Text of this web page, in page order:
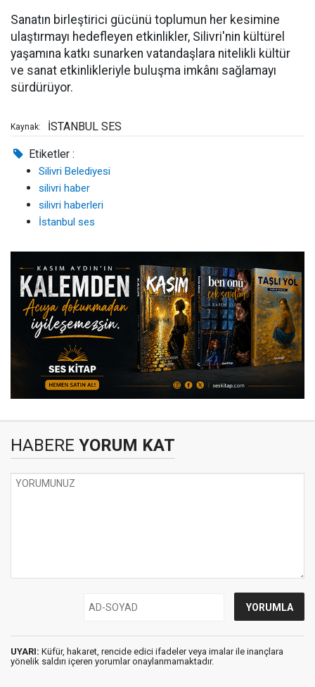
Sanatın birleştirici gücünü toplumun her kesimine
ulaştırmayı hedefleyen etkinlikler, Silivri'nin kültürel
yaşamına katkı sunarken vatandaşlara nitelikli kültür
ve sanat etkinlikleriyle buluşma imkânı sağlamayı
sürdürüyor.
Kaynak: İSTANBUL SES
Etiketler :
Silivri Belediyesi
silivri haber
silivri haberleri
İstanbul ses
HABERE YORUM KAT
UYARI: Küfür, hakaret, rencide edici ifadeler veya imalar ile inançlara
yönelik saldırı içeren yorumlar onaylanmamaktadır.